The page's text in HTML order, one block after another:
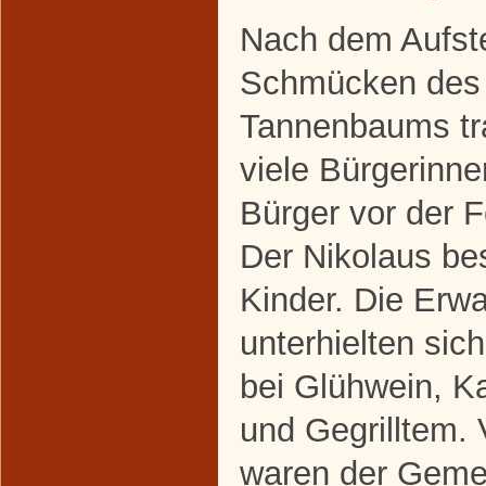
Nach dem
Schmücken des
Tannenbaums
viele
Bürger vor der
Der Nikolaus
Kinder. Die
unterhielten
bei Glühwein,
und Gegrilltem.
waren der